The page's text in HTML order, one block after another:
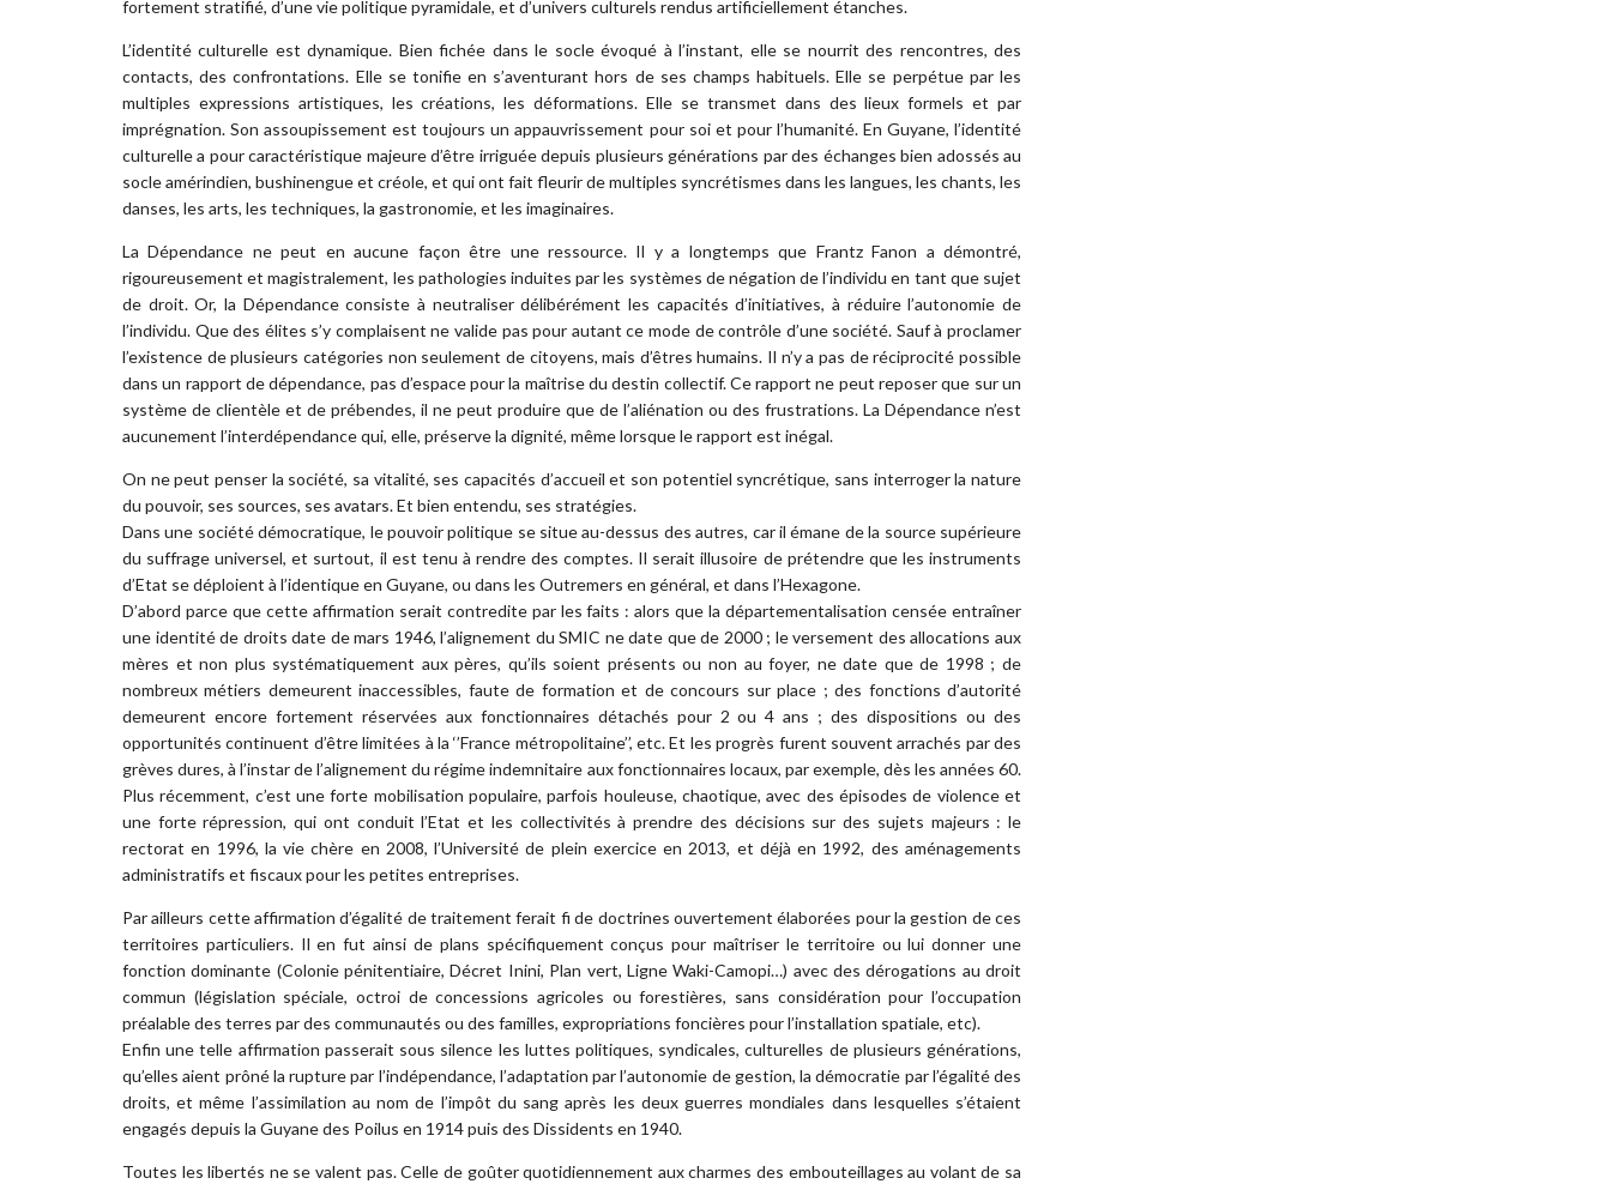
fortement stratifié, d’une vie politique pyramidale, et d’univers culturels rendus artificiellement étanches.
L’identité culturelle est dynamique. Bien fichée dans le socle évoqué à l’instant, elle se nourrit des rencontres, des
contacts, des confrontations. Elle se tonifie en s’aventurant hors de ses champs habituels. Elle se perpétue par les
multiples expressions artistiques, les créations, les déformations. Elle se transmet dans des lieux formels et par
imprégnation. Son assoupissement est toujours un appauvrissement pour soi et pour l’humanité. En Guyane, l’identité
culturelle a pour caractéristique majeure d’être irriguée depuis plusieurs générations par des échanges bien adossés au
socle amérindien, bushinengue et créole, et qui ont fait fleurir de multiples syncrétismes dans les langues, les chants, les
danses, les arts, les techniques, la gastronomie, et les imaginaires.
La Dépendance ne peut en aucune façon être une ressource. Il y a longtemps que Frantz Fanon a démontré,
rigoureusement et magistralement, les pathologies induites par les systèmes de négation de l’individu en tant que sujet
de droit. Or, la Dépendance consiste à neutraliser délibérément les capacités d’initiatives, à réduire l’autonomie de
l’individu. Que des élites s’y complaisent ne valide pas pour autant ce mode de contrôle d’une société. Sauf à proclamer
l’existence de plusieurs catégories non seulement de citoyens, mais d’êtres humains. Il n’y a pas de réciprocité possible
dans un rapport de dépendance, pas d’espace pour la maîtrise du destin collectif. Ce rapport ne peut reposer que sur un
système de clientèle et de prébendes, il ne peut produire que de l’aliénation ou des frustrations. La Dépendance n’est
aucunement l’interdépendance qui, elle, préserve la dignité, même lorsque le rapport est inégal.
On ne peut penser la société, sa vitalité, ses capacités d’accueil et son potentiel syncrétique, sans interroger la nature
du pouvoir, ses sources, ses avatars. Et bien entendu, ses stratégies.
Dans une société démocratique, le pouvoir politique se situe au-dessus des autres, car il émane de la source supérieure
du suffrage universel, et surtout, il est tenu à rendre des comptes. Il serait illusoire de prétendre que les instruments
d’Etat se déploient à l’identique en Guyane, ou dans les Outremers en général, et dans l’Hexagone.
D’abord parce que cette affirmation serait contredite par les faits : alors que la départementalisation censée entraîner
une identité de droits date de mars 1946, l’alignement du SMIC ne date que de 2000 ; le versement des allocations aux
mères et non plus systématiquement aux pères, qu’ils soient présents ou non au foyer, ne date que de 1998 ; de
nombreux métiers demeurent inaccessibles, faute de formation et de concours sur place ; des fonctions d’autorité
demeurent encore fortement réservées aux fonctionnaires détachés pour 2 ou 4 ans ; des dispositions ou des
opportunités continuent d’être limitées à la ‘’France métropolitaine’’, etc. Et les progrès furent souvent arrachés par des
grèves dures, à l’instar de l’alignement du régime indemnitaire aux fonctionnaires locaux, par exemple, dès les années 60.
Plus récemment, c’est une forte mobilisation populaire, parfois houleuse, chaotique, avec des épisodes de violence et
une forte répression, qui ont conduit l’Etat et les collectivités à prendre des décisions sur des sujets majeurs : le
rectorat en 1996, la vie chère en 2008, l’Université de plein exercice en 2013, et déjà en 1992, des aménagements
administratifs et fiscaux pour les petites entreprises.
Par ailleurs cette affirmation d’égalité de traitement ferait fi de doctrines ouvertement élaborées pour la gestion de ces
territoires particuliers. Il en fut ainsi de plans spécifiquement conçus pour maîtriser le territoire ou lui donner une
fonction dominante (Colonie pénitentiaire, Décret Inini, Plan vert, Ligne Waki-Camopi…) avec des dérogations au droit
commun (législation spéciale, octroi de concessions agricoles ou forestières, sans considération pour l’occupation
préalable des terres par des communautés ou des familles, expropriations foncières pour l’installation spatiale, etc).
Enfin une telle affirmation passerait sous silence les luttes politiques, syndicales, culturelles de plusieurs générations,
qu’elles aient prôné la rupture par l’indépendance, l’adaptation par l’autonomie de gestion, la démocratie par l’égalité des
droits, et même l’assimilation au nom de l’impôt du sang après les deux guerres mondiales dans lesquelles s’étaient
engagés depuis la Guyane des Poilus en 1914 puis des Dissidents en 1940.
Toutes les libertés ne se valent pas. Celle de goûter quotidiennement aux charmes des embouteillages au volant de sa